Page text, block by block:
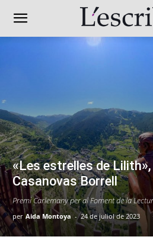
«Les estrelles de
Casanovas Borrell
Premi Carlemany per al Foment de la
per Aida Montoya - 24 de juliol de 2023